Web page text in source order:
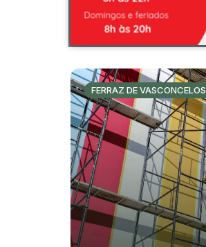
FERRAZ DE VASCONCELOS